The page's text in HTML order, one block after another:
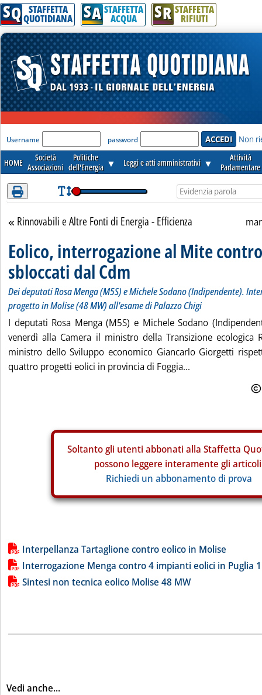
Attenzione! Esegui l'accesso per lèggere interamente la notizia.
SQ STAFFETTA
QUOTIDIANA SA STAFFETTA
ACQUA SR STAFFETTA
RIFIUTI
'Modulo Login per accedere'
Username password Non
HOME
Società
Associazioni
Politiche
dell'Energia ▼ Leggi e atti amministrativi ▼
Attività
Parlamentare
Torna alla sezione
Rinnovabili e Altre Fonti di Energia - Efficienza
Eolico, interrogazione al Mite
sbloccati dal Cdm
Dei deputati Rosa Menga (M5S) e Michele Sodano (Indipendente).
progetto in Molise (48 MW) all'esame di Palazzo Chigi
I deputati Rosa Menga (M5S) e Michele Sodano
venerdì alla Camera il ministro della Transizione ecologica
ministro dello Sviluppo economico Giancarlo Giorgetti
quattro progetti eolici in provincia di Foggia...
Soltanto gli utenti abbonati alla Staffetta
possono leggere interamente gli
Richiedi un abbonamento di prova
Lista allegati PDF alla notizia
Interpellanza Tartaglione contro eolico in Molise
Interrogazione Menga contro 4 impianti eolici in Puglia
Sintesi non tecnica eolico Molise 48 MW
Vedi anche...